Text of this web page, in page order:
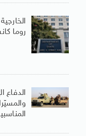
روما
الدفاع